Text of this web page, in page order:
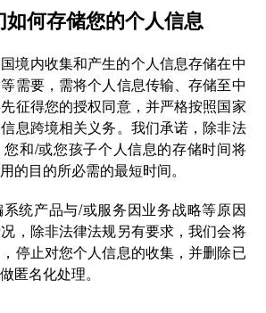
如何存储您的个人信息
境内收集和产生的个人信息存储在中
需要，需将个人信息传输、存储至中
征得您的授权同意，并严格按照国家
息跨境相关义务。我们承诺，除非法
和/或您孩子个人信息的存储时间将
的目的所必需的最短时间。
统产品与/或服务因业务战略等原因
，除非法律法规另有要求，我们会将
停止对您个人信息的收集，并删除已
匿名化处理。